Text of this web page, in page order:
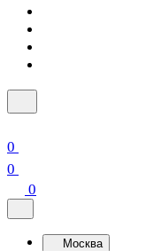
0
0
0
Москва